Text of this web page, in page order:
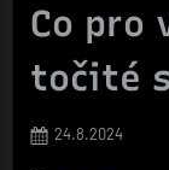
Co pro
točité
Posted
24.8.2024